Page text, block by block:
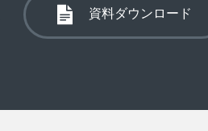
資料ダウンロード